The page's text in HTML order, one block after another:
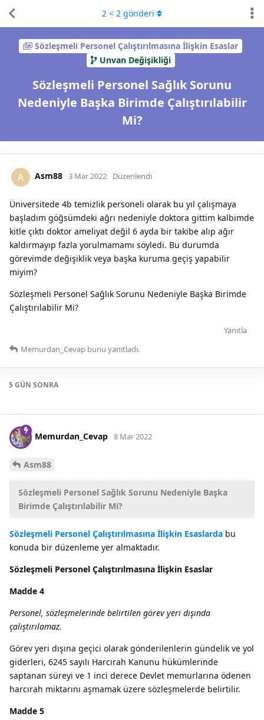
Sözleşmeli Personel Çalıştırılmasına İlişkin Esaslar
Unvan Değişikliği
Sözleşmeli Personel Sağlık Sorunu
Nedeniyle Başka Birimde Çalıştırılabilir
Mi?
2 < 2 gönderi
A Asm88 3 Mar 2022 Düzenlendi
Üniversitede 4b temizlik personeli olarak bu yıl çalışmaya
başladım göğsümdeki ağrı nedeniyle doktora gittim kalbimde
kitle çıktı doktor ameliyat değil 6 ayda bir takibe alıp ağır
kaldırmayıp fazla yorulmamamı söyledi. Bu durumda
görevimde değişiklik veya başka kuruma geçiş yapabilir
miyim?
Sözleşmeli Personel Sağlık Sorunu Nedeniyle Başka Birimde
Çalıştırılabilir Mi?
Yanıtla
Memurdan_Cevap bunu yanıtladı.
5 GÜN SONRA
Memurdan_Cevap 8 Mar 2022
Asm88
Sözleşmeli Personel Sağlık Sorunu Nedeniyle Başka
Birimde Çalıştırılabilir Mi?
Sözleşmeli Personel Çalıştırılmasına İlişkin Esaslarda bu
konuda bir düzenleme yer almaktadır.
Sözleşmeli Personel Çalıştırılmasına İlişkin Esaslar
Madde 4
Personel, sözleşmelerinde belirtilen görev yeri dışında
çalıştırılamaz.
Görev yeri dışına geçici olarak gönderilenlerin gündelik ve yol
giderleri, 6245 sayılı Harcırah Kanunu hükümlerinde
saptanan süreyi ve 1 inci derece Devlet memurlarına ödenen
harcırah miktarını aşmamak üzere sözleşmelerde belirtilir.
Madde 5